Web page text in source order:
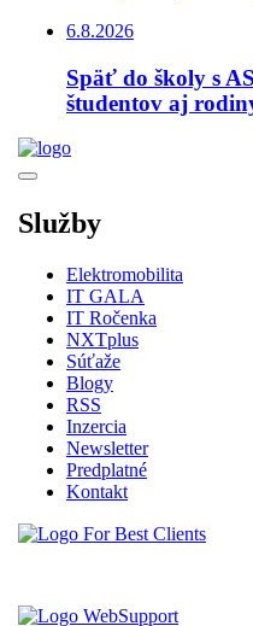
6.8.2026
Späť do školy s
študentov aj
Služby
Elektromobilita
IT GALA
IT Ročenka
NXTplus
Súťaže
Blogy
RSS
Inzercia
Newsletter
Predplatné
Kontakt